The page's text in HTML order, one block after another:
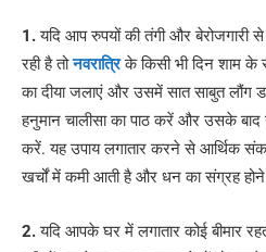
1.यदि आप रुपयों की तंगी और बेरोजगारी
रही है तोनवरात्रिके किसी भी दिन शाम के
का दीया जलाएं और उसमें सात साबुत लौंग
हनुमान चालीसा का पाठ करें और उसके
करें. यह उपाय लगातार करने से आर्थिक
खर्चों में कमी आती है और धन का संग्रह
2.यदि आपके घर में लगातार कोई बीमार